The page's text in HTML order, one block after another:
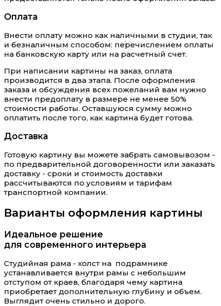
Оплата
Внести оплату можно как наличными в студии, так
и безналичным способом: перечислением оплаты
на банковскую карту или на расчетный счет.
При написании картины на заказ, оплата
производится в два этапа. После оформления
заказа и обсуждения всех пожеланий вам нужно
внести предоплату в размере не менее 50%
стоимости работы. Оставшуюся сумму можно
оплатить после того, как картина будет готова.
Доставка
Готовую картину вы можете забрать самовывозом -
по предварительной договоренности или заказать
доставку - сроки и стоимость доставки
рассчитываются по условиям и тарифам
транспортной компании.
Варианты оформления картины
Идеальное решение
для современного интерьера
Студийная рама - холст на подрамнике
устанавливается внутри рамы с небольшим
отступом от краев, благодаря чему картина
приобретает дополнительную глубину и объем.
Выглядит очень стильно и дорого.